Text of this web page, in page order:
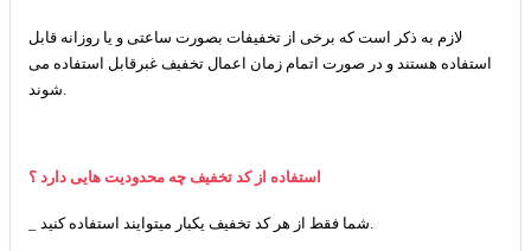
لازم به ذکر است که برخی از تخفیفات بصورت ساعتی و یا روزانه قابل
استفاده هستند و در صورت اتمام زمان اعمال تخفیف غبرقابل استفاده می
استفاده از کد تخفیف چه محدودیت هایی دارد ؟
_ شما فقط از هر کد تخفیف یکبار میتوایند استفاده کنید.